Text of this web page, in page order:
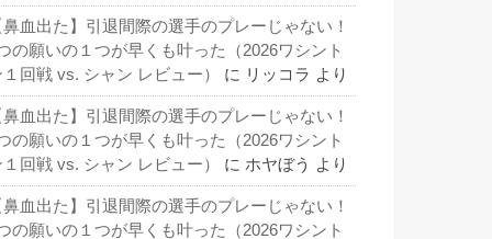
鼻血出た】引退間際の選手のプレーじゃない！
の願いの１つが早くも叶った（2026ワシント
１回戦 vs. シャン レビュー）
に リッコラ より
鼻血出た】引退間際の選手のプレーじゃない！
の願いの１つが早くも叶った（2026ワシント
１回戦 vs. シャン レビュー）
に ホヤぼう より
鼻血出た】引退間際の選手のプレーじゃない！
の願いの１つが早くも叶った（2026ワシント